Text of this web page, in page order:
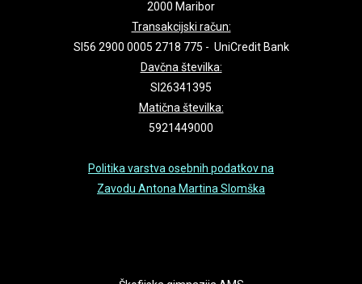
2000 Maribor
Transakcijski račun:
SI56 2900 0005 2718 775 - UniCredit Bank
Davčna številka:
SI26341395
Matična številka:
5921449000
Politika varstva osebnih podatkov na
Zavodu Antona Martina Slomška